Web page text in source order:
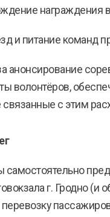
награждения
и питание команд
анонсирование
волонтёров,
с этим
г. Гродно (и